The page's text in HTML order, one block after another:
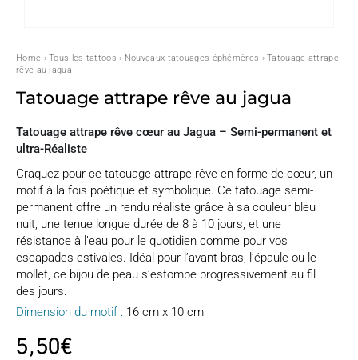
Home ›Tous les tattoos › Nouveaux tatouages éphémères › Tatouage attrape
rêve au jagua
Tatouage attrape rêve au jagua
Tatouage attrape rêve cœur au Jagua – Semi-permanent et
ultra-Réaliste
Craquez pour ce tatouage attrape-rêve en forme de cœur, un
motif à la fois poétique et symbolique. Ce tatouage semi-
permanent offre un rendu réaliste grâce à sa couleur bleu
nuit, une tenue longue durée de 8 à 10 jours, et une
résistance à l’eau pour le quotidien comme pour vos
escapades estivales. Idéal pour l’avant-bras, l’épaule ou le
mollet, ce bijou de peau s’estompe progressivement au fil
des jours.
Dimension du motif : 16 cm x 10 cm
5,50€